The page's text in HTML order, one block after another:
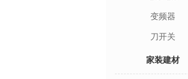
变频器
刀开关
家装建材